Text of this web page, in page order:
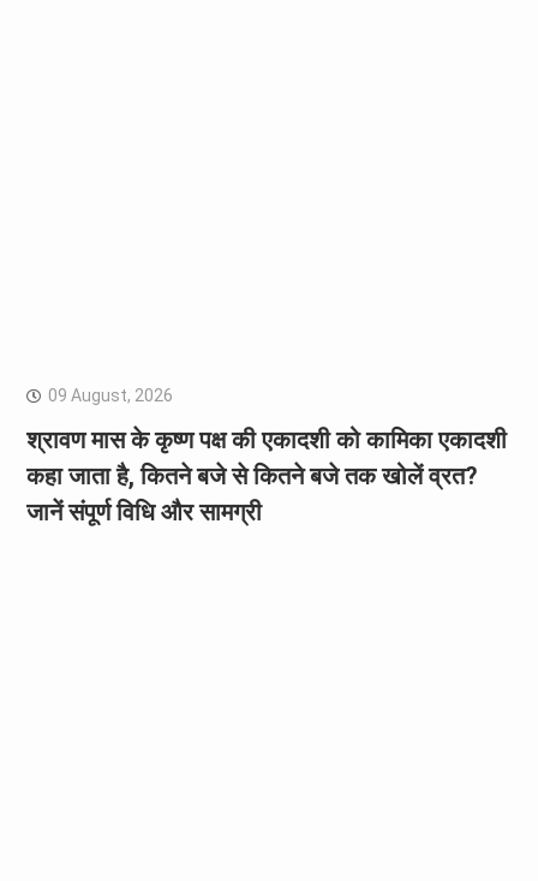
09 August, 2026
श्रावण मास के कृष्ण पक्ष की एकादशी को कामिका एकादशी
कहा जाता है, कितने बजे से कितने बजे तक खोलें व्रत?
जानें संपूर्ण विधि और सामग्री